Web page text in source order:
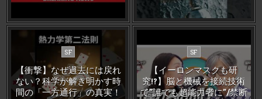
Posted
in
SF
【衝撃】なぜ過去には戻れ
ない？科学が解き明かす時
間の「一方通行」の真実！
Posted
in
SF
【イーロンマスクも研
究!?】脳と機械を接続技術
で”誰でも超能力者に”/禁断